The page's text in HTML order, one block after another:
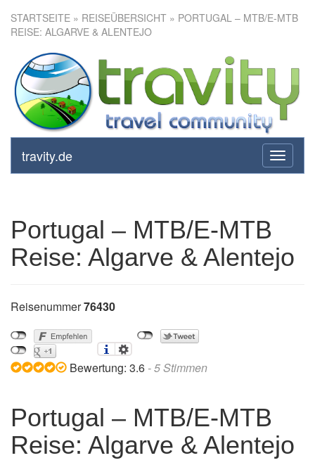
STARTSEITE » REISEÜBERSICHT » PORTUGAL – MTB/E-MTB
REISE: ALGARVE & ALENTEJO
toggle
travity.de
Portugal – MTB/E-MTB Reise:
Algarve & Alentejo
Portugal – MTB/E-MTB
Reise: Algarve & Alentejo
Reisenummer76430
Bewertung: 3.6 -5Stimmen
Portugal – MTB/E-MTB
Reise: Algarve & Alentejo